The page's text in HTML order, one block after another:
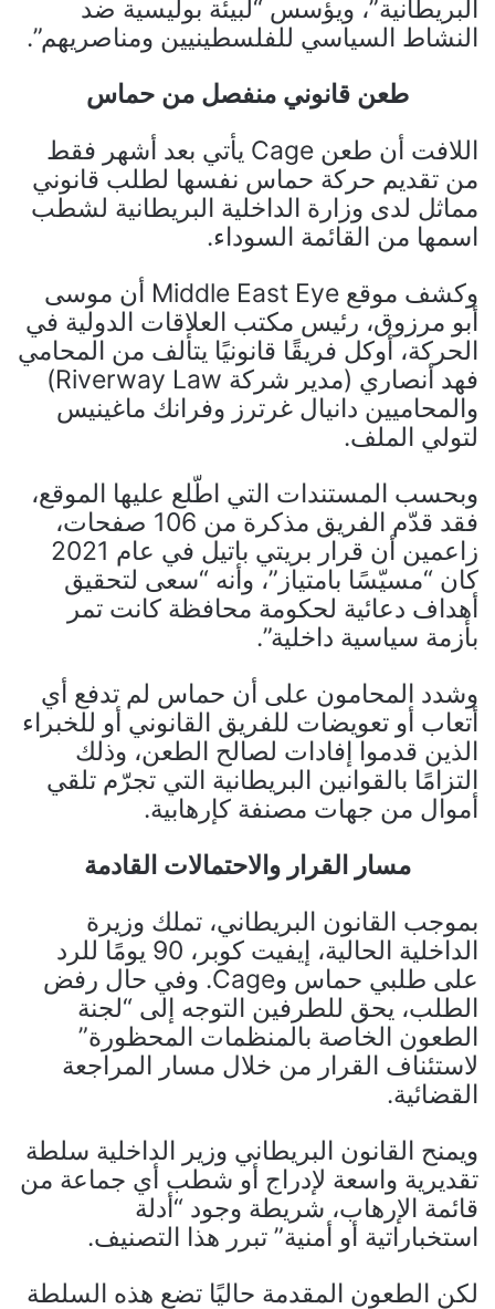
البريطانية”، ويؤسس “لبيئة بوليسية ضد
النشاط السياسي للفلسطينيين ومناصريهم”.
طعن قانوني منفصل من حماس
اللافت أن طعن Cage يأتي بعد أشهر فقط
من تقديم حركة حماس نفسها لطلب قانوني
مماثل لدى وزارة الداخلية البريطانية لشطب
اسمها من القائمة السوداء.
وكشف موقع Middle East Eye أن موسى
أبو مرزوق، رئيس مكتب العلاقات الدولية في
الحركة، أوكل فريقًا قانونيًا يتألف من المحامي
فهد أنصاري (مدير شركة Riverway Law)
والمحاميين دانيال غرترز وفرانك ماغينيس
لتولي الملف.
وبحسب المستندات التي اطّلع عليها الموقع،
فقد قدّم الفريق مذكرة من 106 صفحات،
زاعمين أن قرار بريتي باتيل في عام 2021
كان “مسيّسًا بامتياز”، وأنه “سعى لتحقيق
أهداف دعائية لحكومة محافظة كانت تمر
بأزمة سياسية داخلية”.
وشدد المحامون على أن حماس لم تدفع أي
أتعاب أو تعويضات للفريق القانوني أو للخبراء
الذين قدموا إفادات لصالح الطعن، وذلك
التزامًا بالقوانين البريطانية التي تجرّم تلقي
أموال من جهات مصنفة كإرهابية.
مسار القرار والاحتمالات القادمة
بموجب القانون البريطاني، تملك وزيرة
الداخلية الحالية، إيفيت كوبر، 90 يومًا للرد
على طلبي حماس وCage. وفي حال رفض
الطلب، يحق للطرفين التوجه إلى “لجنة
الطعون الخاصة بالمنظمات المحظورة”
لاستئناف القرار من خلال مسار المراجعة
القضائية.
ويمنح القانون البريطاني وزير الداخلية سلطة
تقديرية واسعة لإدراج أو شطب أي جماعة من
قائمة الإرهاب، شريطة وجود “أدلة
استخباراتية أو أمنية” تبرر هذا التصنيف.
لكن الطعون المقدمة حاليًا تضع هذه السلطة